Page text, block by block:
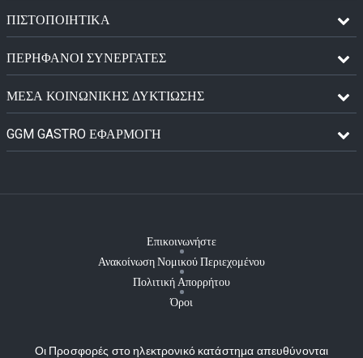
ΠΙΣΤΟΠΟΙΗΤΙΚΆ
ΠΕΡΉΦΑΝΟΙ ΣΥΝΕΡΓΆΤΕΣ
ΜΈΣΑ ΚΟΙΝΩΝΙΚΉΣ ΔΥΚΤΊΩΣΗΣ
GGM GASTRO ΕΦΑΡΜΟΓΉ
Επικοινωνήστε
Ανακοίνωση Νομικού Περιεχομένου
Πολιτική Απορρήτου
Όροι
Οι Προσφορές στο ηλεκτρονικό κατάστημα απευθύνονται